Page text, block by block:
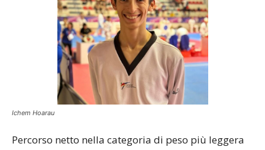
Ichem Hoarau
Percorso netto nella categoria di peso più leggera